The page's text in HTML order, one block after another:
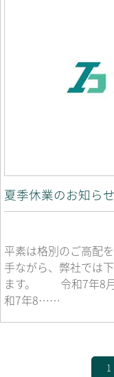
夏季休業のお知らせ
平素は格別のご高配
手ながら、弊社では
ます。 令和7年8
和7年8……
1